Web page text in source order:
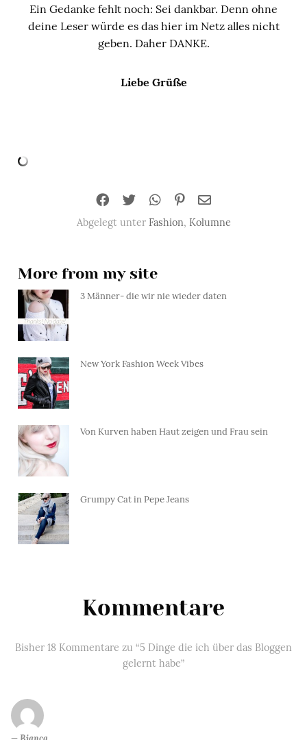
Ein Gedanke fehlt noch: Sei dankbar. Denn ohne
deine Leser würde es das hier im Netz alles nicht
geben. Daher DANKE.
Liebe Grüße
Abgelegt unter Fashion, Kolumne
More from my site
3 Männer- die wir nie wieder daten
New York Fashion Week Vibes
Von Kurven haben Haut zeigen und Frau sein
Grumpy Cat in Pepe Jeans
Kommentare
Bisher 18 Kommentare zu “5 Dinge die ich über das Bloggen
gelernt habe”